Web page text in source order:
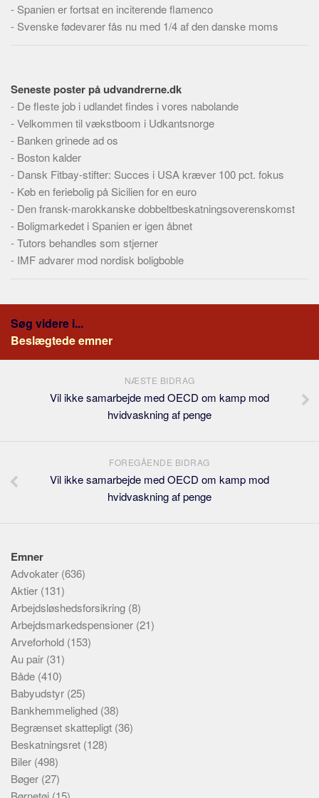
Redigering
Tekstannoncer
- Spanien er fortsat en inciterende flamenco
- Svenske fødevarer fås nu med 1/4 af den danske moms
Seneste poster på udvandrerne.dk
- De fleste job i udlandet findes i vores nabolande
-Velkommen til vækstboom i Udkantsnorge
- Banken grinede ad os
- Boston kalder
- Dansk Fitbay-stifter: Succes i USA kræver 100 pct. fokus
- Køb en feriebolig på Sicilien for en euro
- Den fransk-marokkanske dobbeltbeskatningsoverenskomst
- Boligmarkedet i Spanien er igen åbnet
-Tutors behandles som stjerner
- IMF advarer mod nordisk boligboble
Søg videre i...
Beslægtede emner
NÆSTE BIDRAG
Vil ikke samarbejde med OECD om kamp mod
hvidvaskning af penge
FOREGÅENDE BIDRAG
Vil ikke samarbejde med OECD om kamp mod
hvidvaskning af penge
Emner
Advokater (636)
Aktier (131)
Arbejdsløshedsforsikring (8)
Arbejdsmarkedspensioner (21)
Arveforhold (153)
Au pair (31)
Både (410)
Babyudstyr (25)
Bankhemmelighed (38)
Begrænset skattepligt (36)
Beskatningsret (128)
Biler (498)
Bøger (27)